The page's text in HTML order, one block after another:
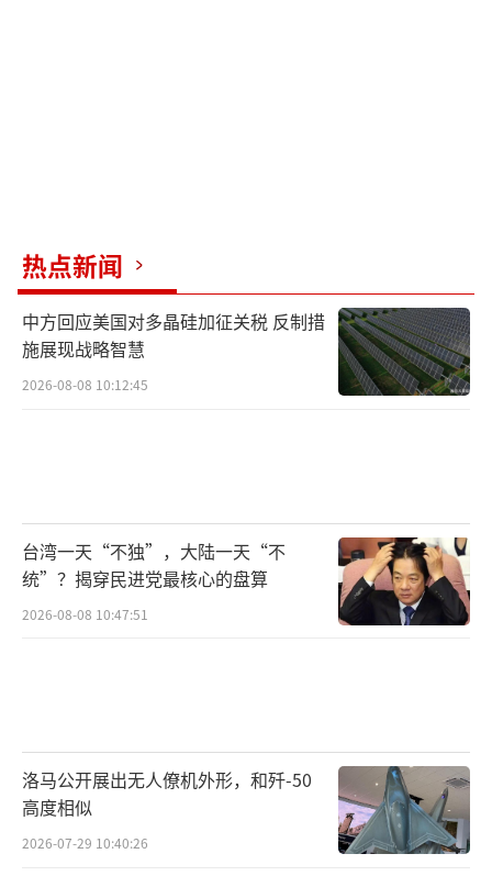
拖累国产五代机计划。去年美国曾向印度推销F
-35，但由于美方附带严苛管控条款，印度已搁
置该方案。过去六十年，俄制战机一直是印度
空军主力，但许多老旧战机即将退役。为降低
对俄军工依赖，印度购买了36架法制阵风战
普京还补充说，除战机合作外，俄方愿意
依托五代机核心技术、防空反导系统和布拉莫
斯超音速巡航导弹联合生产线，与印度深化全
方位高端防务合作。
热点新闻
中方回应美国对多晶硅加征关税 反制措
施展现战略智慧
2026-08-08 10:12:45
台湾一天“不独”，大陆一天“不
统”？揭穿民进党最核心的盘算
2026-08-08 10:47:51
洛马公开展出无人僚机外形，和歼-50
高度相似
2026-07-29 10:40:26